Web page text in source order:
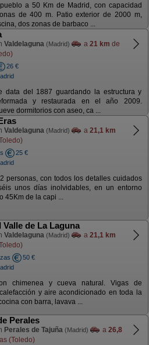
a 50 Km de Madrid, con capacidad
de 400 m. Patio exterior de 2000 m,
dos zonas de barbaco ...
Valdelaguna (Madrid) a 21 km de
26 €
data del 1887 guardando la estructura y
y restaurada en el año 2009.
dormitorios con aseo, ca ...
Valdelaguna (Madrid) a 21,1 km
25 €
personas, con todos los detalles cuidados
unos días inolvidables, en un entorno
45Km de la capi ...
Valle de La Laguna
Valdelaguna (Madrid) a 21,1 km
50 €
chimenea y cueva natural. Vigas de
y aire acondicionado en toda la
con barra, lavava ...
Perales
Perales de Tajuña (Madrid) a 26,8
(Toledo)